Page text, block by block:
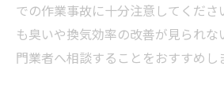
での作業事故に十分注意してくださ
も臭いや換気効率の改善が見られ
門業者へ相談することをおすすめし